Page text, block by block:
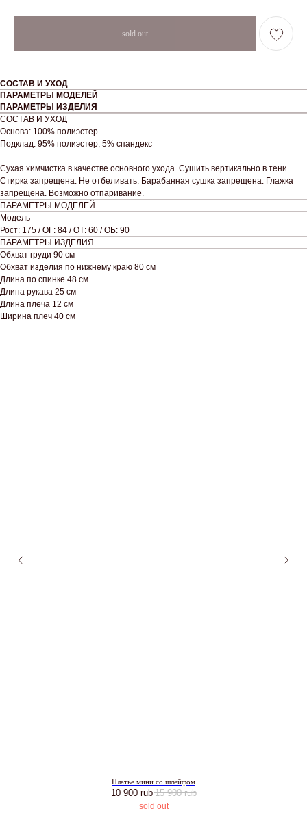
СОСТАВ И УХОД
ПАРАМЕТРЫ МОДЕЛЕЙ
ПАРАМЕТРЫ ИЗДЕЛИЯ
СОСТАВ И УХОД
Основа: 100% полиэстер
Подклад: 95% полиэстер, 5% спандекс
Сухая химчистка в качестве основного ухода. Сушить вертикально в тени.
Стирка запрещена. Не отбеливать. Барабанная сушка запрещена. Глажка
запрещена. Возможно отпаривание.
ПАРАМЕТРЫ МОДЕЛЕЙ
Модель
Рост: 175 / ОГ: 84 / ОТ: 60 / ОБ: 90
ПАРАМЕТРЫ ИЗДЕЛИЯ
Обхват груди 90 см
Обхват изделия по нижнему краю 80 см
Длина по спинке 48 см
Длина рукава 25 см
Длина плеча 12 см
Ширина плеч 40 см
Платье мини со шлейфом
10 900 rub 15 900 rub